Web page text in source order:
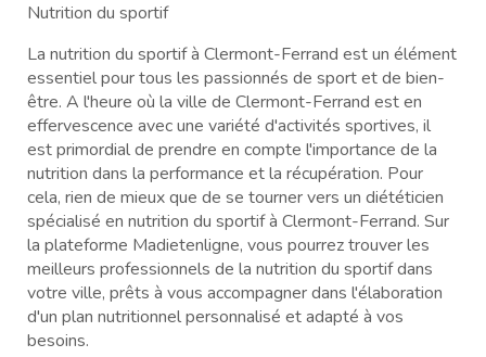
Nutrition du sportif
La nutrition du sportif à Clermont-Ferrand est un élément
essentiel pour tous les passionnés de sport et de bien-
être. A l'heure où la ville de Clermont-Ferrand est en
effervescence avec une variété d'activités sportives, il
est primordial de prendre en compte l'importance de la
nutrition dans la performance et la récupération. Pour
cela, rien de mieux que de se tourner vers un diététicien
spécialisé en nutrition du sportif à Clermont-Ferrand. Sur
la plateforme Madietenligne, vous pourrez trouver les
meilleurs professionnels de la nutrition du sportif dans
votre ville, prêts à vous accompagner dans l'élaboration
d'un plan nutritionnel personnalisé et adapté à vos
besoins.